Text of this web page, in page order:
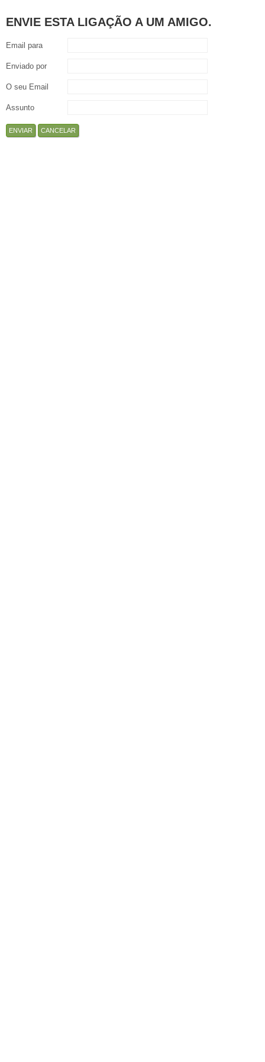
ENVIE ESTA LIGAÇÃO A UM AMIGO.
Email para
Enviado por
O seu Email
Assunto
ENVIAR CANCELAR